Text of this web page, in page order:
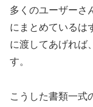
多くのユーザーさ
にまとめているは
に渡してあげれば
す。
こうした書類一式